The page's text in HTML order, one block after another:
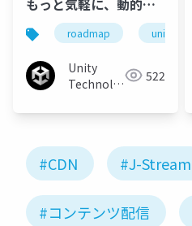
コンテンツ配信を ～ア
セットバンドルの未来
と開発ロードマップ
roadmap unite
Unity
Technologies 522
#CDN #J-Stream
#コンテンツ配信